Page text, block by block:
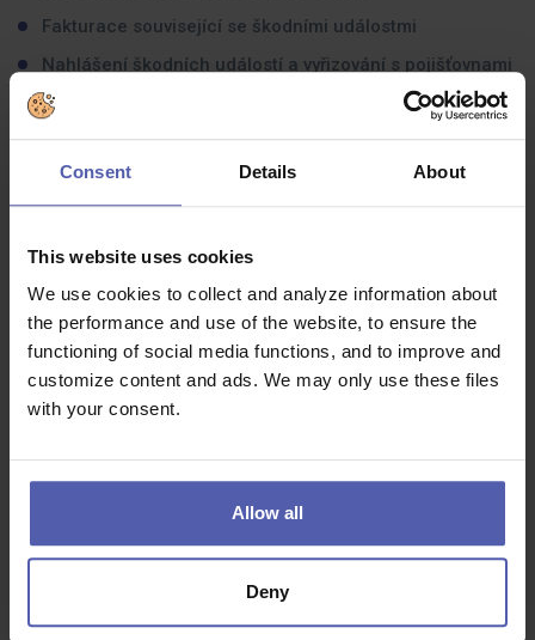
Consent Details About
This website uses cookies
We use cookies to collect and analyze information about
the performance and use of the website, to ensure the
functioning of social media functions, and to improve and
customize content and ads. We may only use these files
with your consent.
Allow all
Deny
Fakturace související se škodními událostmi
Nahlášení škodních událostí a vyřizování s pojišťovnami
Jaké zkušenosti byste měli mít:
komunikace
Samostatnost, spolehlivost a schopnost zvládat
Základní znalost práce na počítači
Řidičský průkaz skupiny B
Praxe v oboru je výhodou, nikoli podmínkou
Co dostanete na oplátku:
Atraktivní finanční ohodnocení odpovídající Vašim